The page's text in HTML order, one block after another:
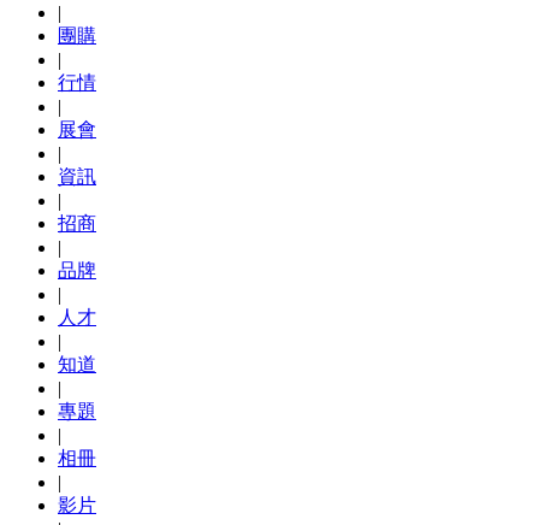
|
團購
|
行情
|
展會
|
資訊
|
招商
|
品牌
|
人才
|
知道
|
專題
|
相冊
|
影片